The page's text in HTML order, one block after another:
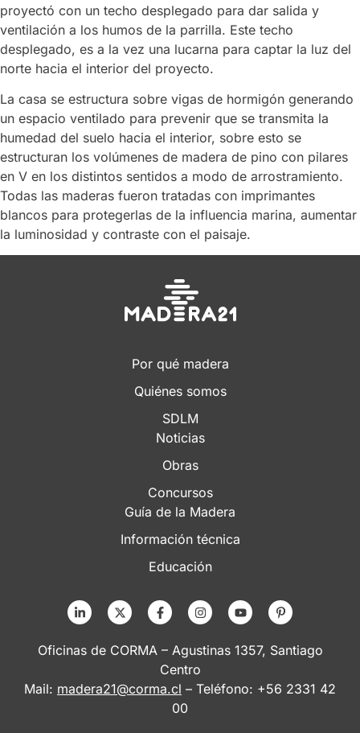
proyectó con un techo desplegado para dar salida y
ventilación a los humos de la parrilla. Este techo
desplegado, es a la vez una lucarna para captar la luz del
norte hacia el interior del proyecto.
La casa se estructura sobre vigas de hormigón generando
un espacio ventilado para prevenir que se transmita la
humedad del suelo hacia el interior, sobre esto se
estructuran los volúmenes de madera de pino con pilares
en V en los distintos sentidos a modo de arrostramiento.
Todas las maderas fueron tratadas con imprimantes
blancos para protegerlas de la influencia marina, aumentar
la luminosidad y contraste con el paisaje.
Por qué madera
Quiénes somos
SDLM
Noticias
Obras
Concursos
Guía de la Madera
Información técnica
Educación
Oficinas de CORMA – Agustinas 1357, Santiago
Centro
Mail: madera21@corma.cl – Teléfono: +56 2331 42
00